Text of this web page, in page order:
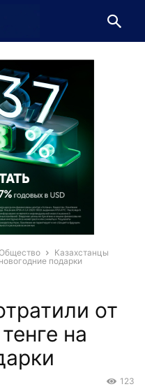
Казахстанцы
подарки
от
на
123